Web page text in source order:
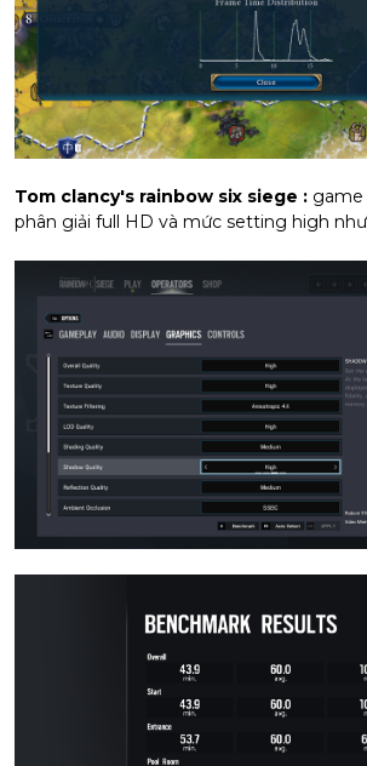
Tom clancy's rainbow six siege :
phân giải full HD và mức setting high